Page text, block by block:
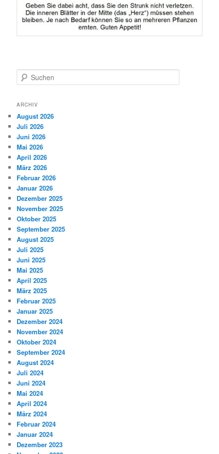
u
h
n
ARCHIV
August 2026
Juli 2026
Juni 2026
Mai 2026
April 2026
März 2026
Februar 2026
Januar 2026
Dezember 2025
November 2025
Oktober 2025
September 2025
August 2025
Juli 2025
Juni 2025
Mai 2025
April 2025
März 2025
Februar 2025
Januar 2025
Dezember 2024
November 2024
Oktober 2024
September 2024
August 2024
Juli 2024
Juni 2024
Mai 2024
April 2024
März 2024
Februar 2024
Januar 2024
Dezember 2023